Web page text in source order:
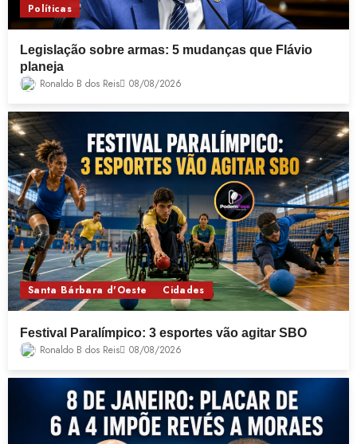
Políticas
Legislação sobre armas: 5 mudanças que Flávio
planeja
Ronaldo B dos Reis 08/08/2026
Santa Bárbara d'Oeste Cidades
Festival Paralímpico: 3 esportes vão agitar SBO
Ronaldo B dos Reis 08/08/2026